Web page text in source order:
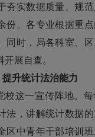
夯实数据质量、规
份。各专业根据重
同时，局各科室、
展自查。
升统计法治能力
这一宣传阵地。
法，讲解统计数据
区中青年干部培训